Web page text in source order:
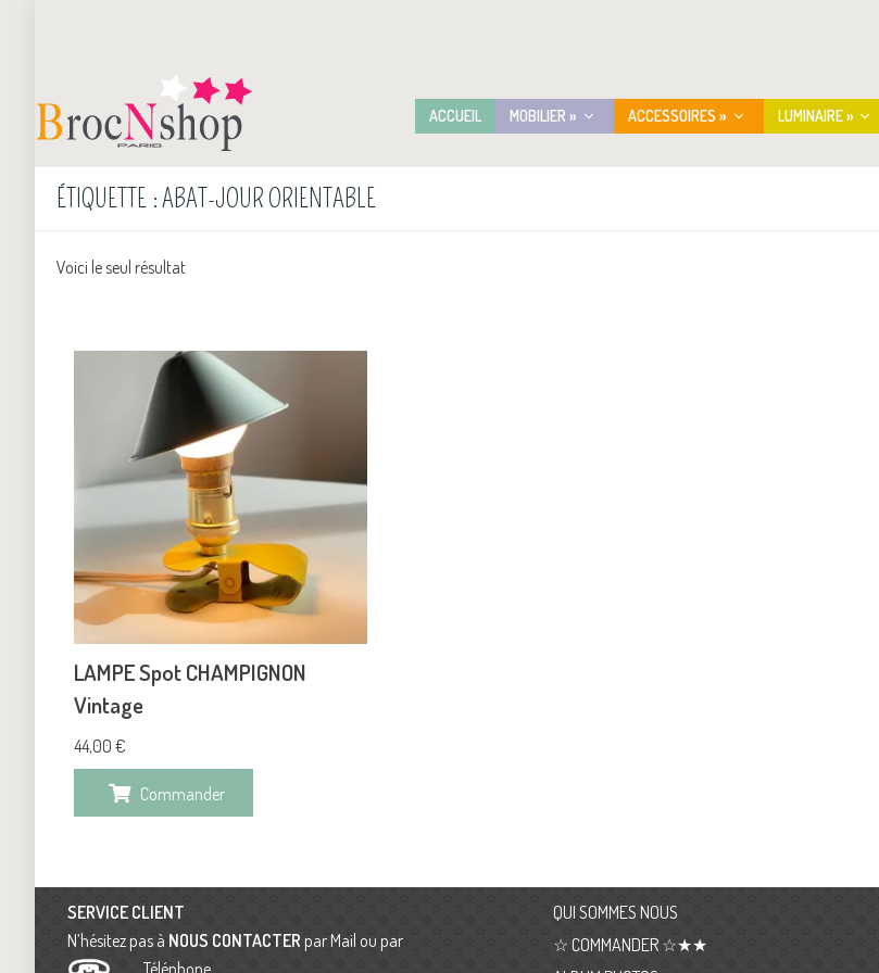
ACCUEIL MOBILIER » ACCESSOIRES » LUMINAIRE »
ÉTIQUETTE :ABAT-JOUR ORIENTABLE
Voici le seul résultat
LAMPE Spot CHAMPIGNON
Vintage
44,00 €
Commander
SERVICE CLIENT
N’hésitez pas à NOUS CONTACTER par Mail ou par
QUI SOMMES NOUS
☆ COMMANDER ☆★★